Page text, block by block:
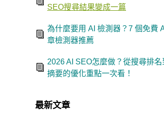
SEO搜尋結果變成一篇
為什麼要用 AI 檢測器？7 個免費
章檢測器推薦
2026 AI SEO怎麼做？從搜尋排名
摘要的優化重點一次看！
最新文章